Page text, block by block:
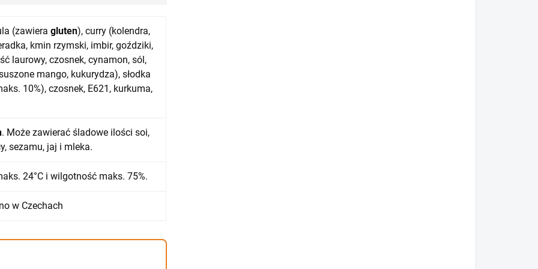
(zawiera gluten), curry (kolendra,
kmin rzymski, imbir, goździki,
laurowy, czosnek, cynamon, sól,
mango, kukurydza), słodka
10%), czosnek, E621, kurkuma,
. Może zawierać śladowe ilości soi,
sezamu, jaj i mleka.
24°C i wilgotność maks. 75%.
w Czechach